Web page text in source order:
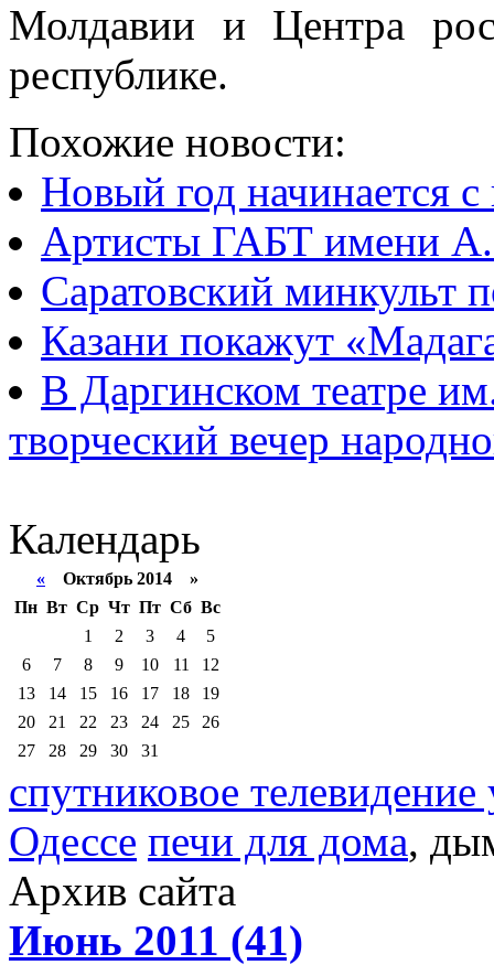
Молдавии и Центра
республике.
Похожие новости:
Новый год начинается с
Артисты ГАБТ имени А.
Саратовский минкульт
Казани покажут
В Даргинском театре
творческий вечер
Календарь
« Октябрь 2014 »
Пн Вт Ср Чт Пт Сб Вс
1
2 3 4
5
6
7 8 9 10 11
12
13
14 15 16 17 18
19
20
21 22 23 24 25
26
27
28 29 30 31
спутниковое
Одессе печи для дома,
Архив сайта
Июнь 2011 (41)